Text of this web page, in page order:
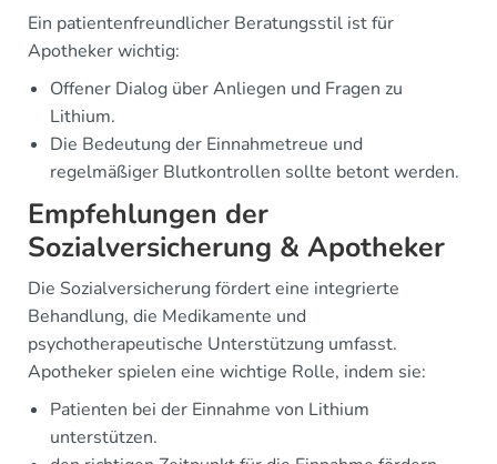
Ein patientenfreundlicher Beratungsstil ist für
Apotheker wichtig:
Offener Dialog über Anliegen und Fragen zu
Lithium.
Die Bedeutung der Einnahmetreue und
regelmäßiger Blutkontrollen sollte betont werden.
Empfehlungen der
Sozialversicherung & Apotheker
Die Sozialversicherung fördert eine integrierte
Behandlung, die Medikamente und
psychotherapeutische Unterstützung umfasst.
Apotheker spielen eine wichtige Rolle, indem sie:
Patienten bei der Einnahme von Lithium
unterstützen.